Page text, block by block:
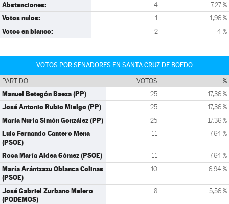
Abstenciones: 4 7,27 %
Votos nulos: 1 1,96 %
Votos en blanco: 2 4 %
VOTOS POR SENADORES EN SANTA CRUZ DE BOEDO
PARTIDO VOTOS %
Manuel Betegón Baeza (PP) 25 17,36 %
José Antonio Rubio Mielgo (PP) 25 17,36 %
María Nuria Simón González (PP) 25 17,36 %
Luis Fernando Cantero Mena
(PSOE)
11 7,64 %
Rosa María Aldea Gómez (PSOE) 11 7,64 %
María Arántzazu Oblanca Colinas
(PSOE)
10 6,94 %
José Gabriel Zurbano Melero
(PODEMOS)
8 5,56 %